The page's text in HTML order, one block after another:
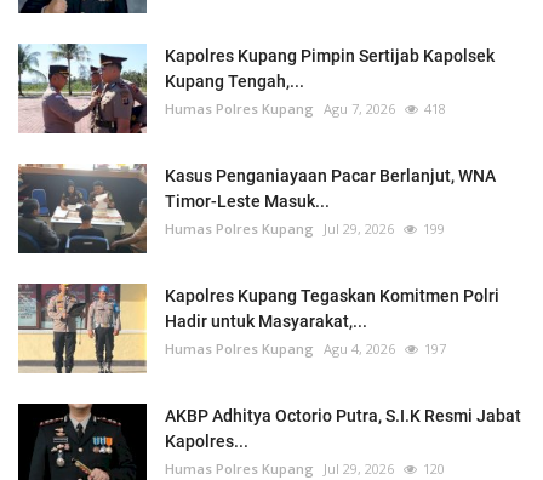
Kapolres Kupang Pimpin Sertijab Kapolsek
Kupang Tengah,...
Humas Polres Kupang Agu 7, 2026 418
Kasus Penganiayaan Pacar Berlanjut, WNA
Timor-Leste Masuk...
Humas Polres Kupang Jul 29, 2026 199
Kapolres Kupang Tegaskan Komitmen Polri
Hadir untuk Masyarakat,...
Humas Polres Kupang Agu 4, 2026 197
AKBP Adhitya Octorio Putra, S.I.K Resmi Jabat
Kapolres...
Humas Polres Kupang Jul 29, 2026 120